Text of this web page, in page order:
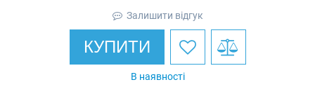
Залишити відгук
КУПИТИ
В наявності